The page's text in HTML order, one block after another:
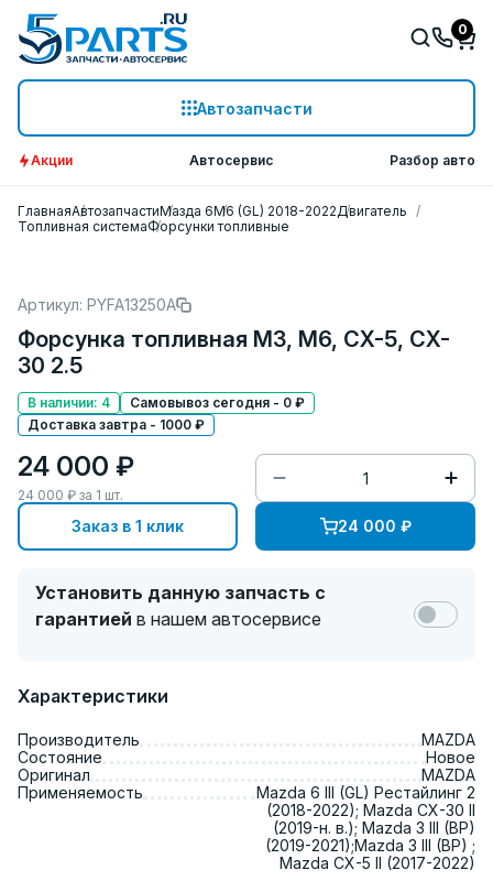
Автозапчасти
0
Акции Автосервис Разбор авто
ГлавнаяАвтозапчастиМазда 6M6 (GL) 2018-2022Двигатель
Топливная системаФорсунки топливные
Артикул: PYFA13250A
Форсунка топливная M3, M6, CX-5, CX-
30 2.5
В наличии: 4
Самовывоз сегодня - 0 ₽
Доставка завтра - 1000 ₽
24 000 ₽
24 000 ₽ за 1 шт.
Заказ в 1 клик 24 000 ₽
Установить данную запчасть с
гарантией в нашем автосервисе
Характеристики
Производитель
MAZDA
Состояние
Новое
Оригинал
MAZDA
Применяемость
Mazda 6 III (GL) Рестайлинг 2
(2018-2022); Mazda CX-30 II
(2019-н. в.); Mazda 3 III (BP)
(2019-2021);Mazda 3 III (BP) ;
Mazda CX-5 II (2017-2022)